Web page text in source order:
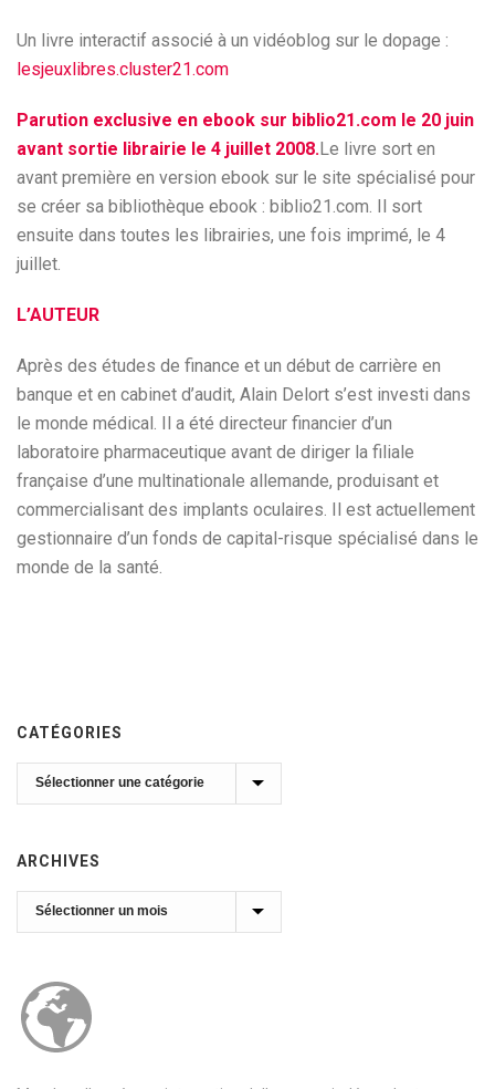
Un livre interactif associé à un vidéoblog sur le dopage :
lesjeuxlibres.cluster21.com
Parution exclusive en ebook sur biblio21.com le 20 juin
avant sortie librairie le 4 juillet 2008.Le livre sort en
avant première en version ebook sur le site spécialisé pour
se créer sa bibliothèque ebook : biblio21.com. Il sort
ensuite dans toutes les librairies, une fois imprimé, le 4
juillet.
L’AUTEUR
Après des études de finance et un début de carrière en
banque et en cabinet d’audit, Alain Delort s’est investi dans
le monde médical. Il a été directeur financier d’un
laboratoire pharmaceutique avant de diriger la filiale
française d’une multinationale allemande, produisant et
commercialisant des implants oculaires. Il est actuellement
gestionnaire d’un fonds de capital-risque spécialisé dans le
monde de la santé.
CATÉGORIES
Catégories
ARCHIVES
Archives